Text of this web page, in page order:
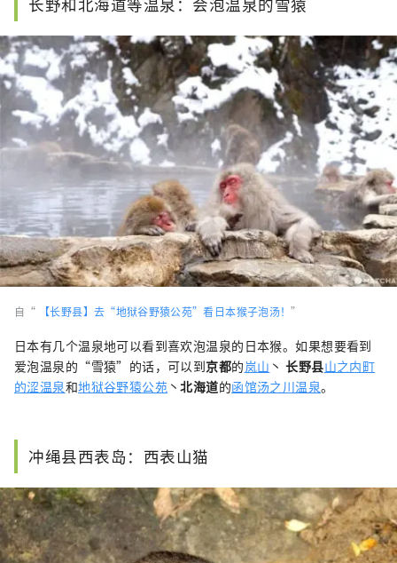
自“ 【长野县】去“地狱谷野猿公苑”看日本猴子泡汤！”
日本有几个温泉地可以看到喜欢泡温泉的日本猴。如果想要看到
爱泡温泉的“雪猿”的话，可以到京都的岚山 丶长野县山之内町
的涩温泉和地狱谷野猿公苑 丶北海道的函馆汤之川温泉。
冲绳县西表岛：西表山猫